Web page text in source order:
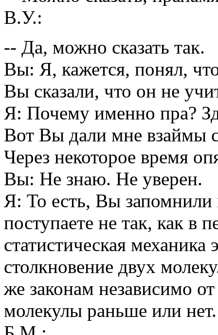
В.У.:
-- Да, можно сказать так.
Вы: Я, кажется, понял,
Вы сказали, что он не
Я: Почему именно пра?
Вот Вы дали мне взаймы
Через некоторое время
Вы: Не знаю. Не уверен.
Я: То есть, Вы запомнили
поступаете не так, как в
статистическая механика
столкновение двух
же законам независимо от
молекулы раньше или нет.